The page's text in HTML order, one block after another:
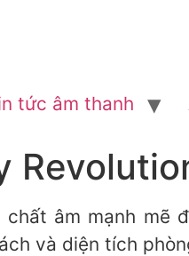
tức âm thanh
âm mạnh mẽ
và diện tích